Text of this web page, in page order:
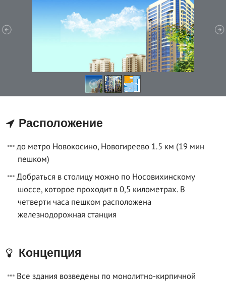
Расположение
до метро Новокосино, Новогиреево 1.5 км (19 мин
пешком)
Добраться в столицу можно по Носовихинскому
шоссе, которое проходит в 0,5 километрах. В
четверти часа пешком расположена
железнодорожная станция
Концепция
Все здания возведены по монолитно-кирпичной